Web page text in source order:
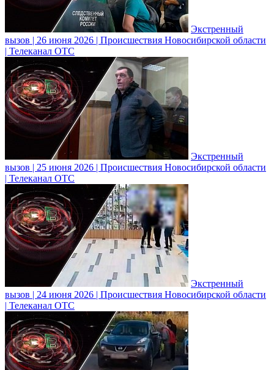
Экстренный
вызов | 26 июня 2026 | Происшествия Новосибирской области
| Телеканал ОТС
Экстренный
вызов | 25 июня 2026 | Происшествия Новосибирской области
| Телеканал ОТС
Экстренный
вызов | 24 июня 2026 | Происшествия Новосибирской области
| Телеканал ОТС